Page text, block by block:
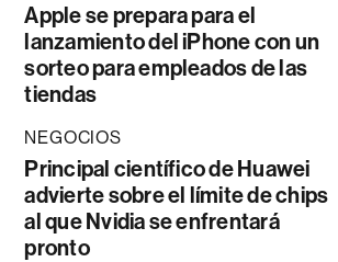
Apple se prepara para el
lanzamiento del iPhone con un
sorteo para empleados de las
tiendas
NEGOCIOS
Principal científico de Huawei
advierte sobre el límite de chips
al que Nvidia se enfrentará
pronto